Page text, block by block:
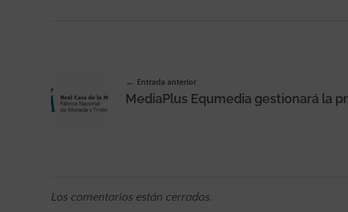
Entrada anterior
Los comentarios están cerrados.